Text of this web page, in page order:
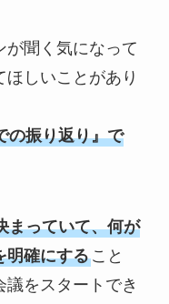
が聞く気になって
ほしいことがあり
の振り返り』で
まっていて、何が
明確にすること
をスタートでき